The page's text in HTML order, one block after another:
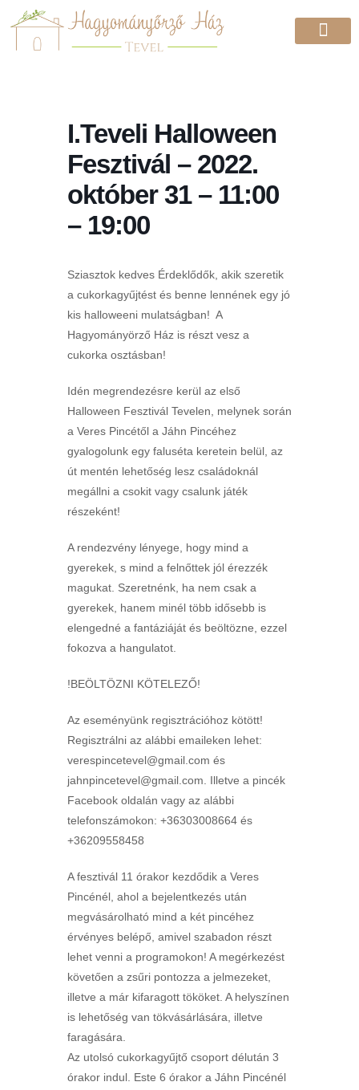
I.Teveli Halloween
Fesztivál – 2022.
október 31 – 11:00
– 19:00
Sziasztok kedves Érdeklődők, akik szeretik
a cukorkagyűjtést és benne lennének egy jó
kis halloweeni mulatságban! A
Hagyományörző Ház is részt vesz a
cukorka osztásban!
Idén megrendezésre kerül az első
Halloween Fesztivál Tevelen, melynek során
a Veres Pincétől a Jáhn Pincéhez
gyalogolunk egy faluséta keretein belül, az
út mentén lehetőség lesz családoknál
megállni a csokit vagy csalunk játék
részeként!
A rendezvény lényege, hogy mind a
gyerekek, s mind a felnőttek jól érezzék
magukat. Szeretnénk, ha nem csak a
gyerekek, hanem minél több idősebb is
elengedné a fantáziáját és beöltözne, ezzel
fokozva a hangulatot.
!BEÖLTÖZNI KÖTELEZŐ!
Az eseményünk regisztrációhoz kötött!
Regisztrálni az alábbi emaileken lehet:
verespincetevel@gmail.com és
jahnpincetevel@gmail.com. Illetve a pincék
Facebook oldalán vagy az alábbi
telefonszámokon: +36303008664 és
+36209558458
A fesztivál 11 órakor kezdődik a Veres
Pincénél, ahol a bejelentkezés után
megvásárolható mind a két pincéhez
érvényes belépő, amivel szabadon részt
lehet venni a programokon! A megérkezést
követően a zsűri pontozza a jelmezeket,
illetve a már kifaragott tököket. A helyszínen
is lehetőség van tökvásárlására, illetve
faragására.
Az utolsó cukorkagyűjtő csoport délután 3
órakor indul. Este 6 órakor a Jáhn Pincénél